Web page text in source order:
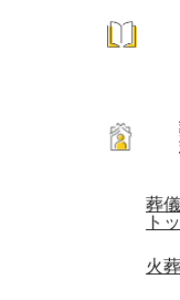
葬
ト
火葬